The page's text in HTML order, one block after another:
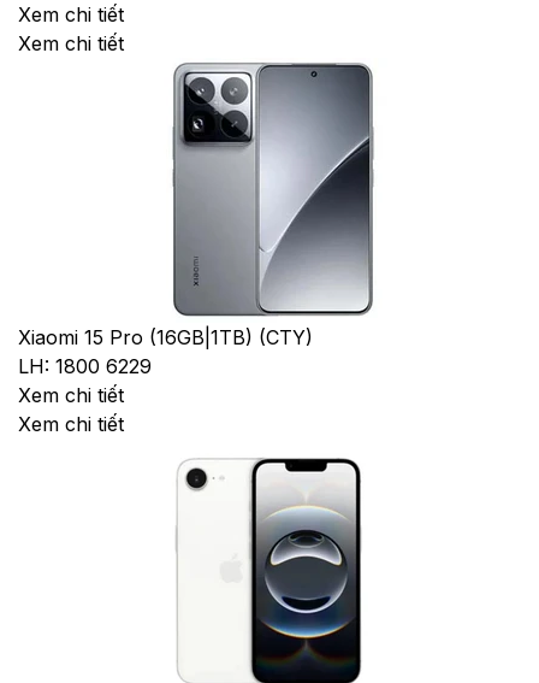
Xem chi tiết
Xem chi tiết
Xiaomi 15 Pro (16GB|1TB) (CTY)
LH: 1800 6229
Xem chi tiết
Xem chi tiết